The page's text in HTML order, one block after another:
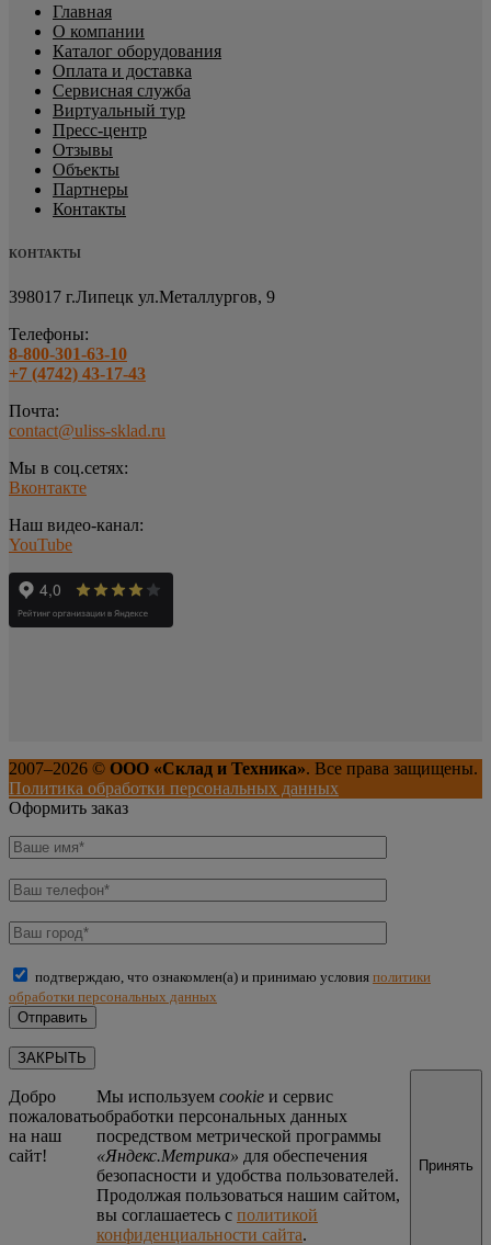
Главная
О компании
Каталог оборудования
Оплата и доставка
Сервисная служба
Виртуальный тур
Пресс-центр
Отзывы
Объекты
Партнеры
Контакты
КОНТАКТЫ
398017 г.Липецк ул.Металлургов, 9
Телефоны:
8-800-301-63-10
+7 (4742) 43-17-43
Почта:
contact@uliss-sklad.ru
Мы в соц.сетях:
Вконтакте
Наш видео-канал:
YouTube
2007–2026 © ООО «Склад и Техника». Все права защищены.
Политика обработки персональных данных
Оформить заказ
подтверждаю, что ознакомлен(а) и принимаю условия политики
обработки персональных данных
ЗАКРЫТЬ
Добро
пожаловать
на наш
сайт!
Мы используем cookie и сервис
обработки персональных данных
посредством метрической программы
«Яндекс.Метрика» для обеспечения
безопасности и удобства пользователей.
Продолжая пользоваться нашим сайтом,
вы соглашаетесь с политикой
конфиденциальности сайта.
Принять